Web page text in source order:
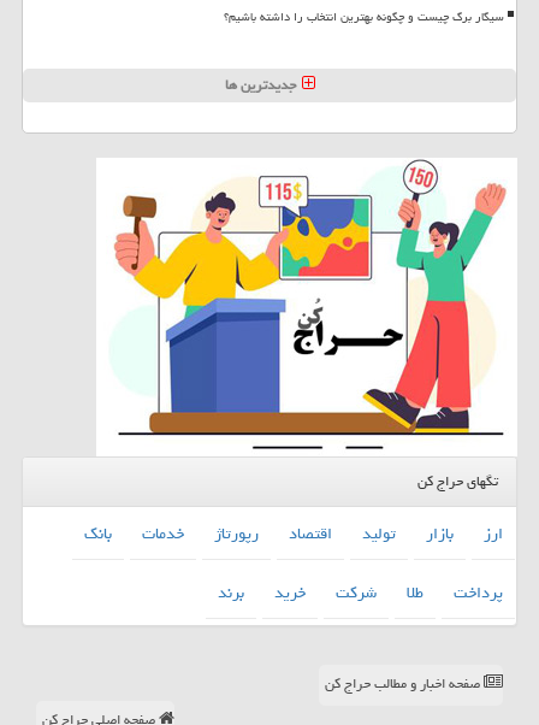
سیگار برگ چیست و چگونه بهترین انتخاب را داشته باشیم؟
جدیدترین ها
تگهای حراج کن
ارز بازار تولید اقتصاد رپورتاژ خدمات
بانك
پرداخت
طلا شركت خرید برند
صفحه اخبار و مطالب حراج کن
صفحه اصلی حراج کن